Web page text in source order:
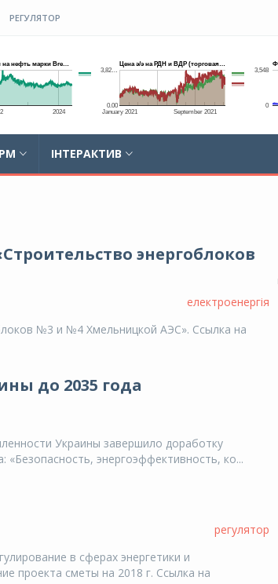
РЕГУЛЯТОР
ІНТЕРАКТИВ
энергоблоков
електроенергія
№3 и №4 Хмельницкой АЭС». Ссылка на
до 2035 года
Украины завершило доработку
«Безопасность, энергоэффективность, ко...
регулятор
в сферах энергетики и
проекта сметы на 2018 г. Ссылка на